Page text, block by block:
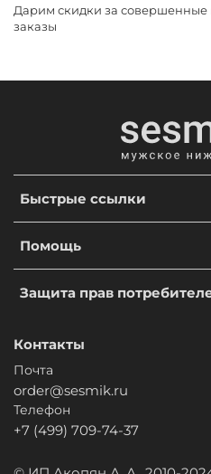
Дарим скидки за
заказы
Быстрые ссылки
Помощь
Защита прав
Контакты
Почта
order@sesmik.ru
Телефон
+7 (499) 709-74-37